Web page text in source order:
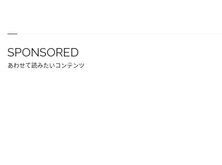
SPONSORED
あわせて読みたいコンテンツ